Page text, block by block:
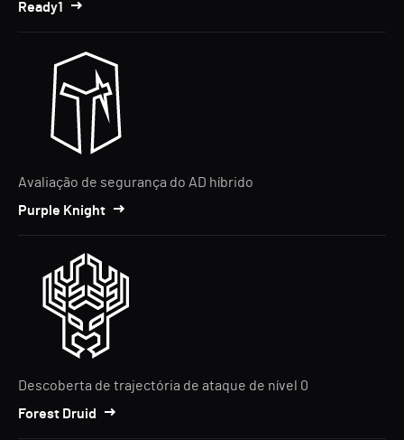
Ready1
Avaliação de segurança do AD híbrido
Purple Knight
Descoberta de trajectória de ataque de nível 0
Forest Druid